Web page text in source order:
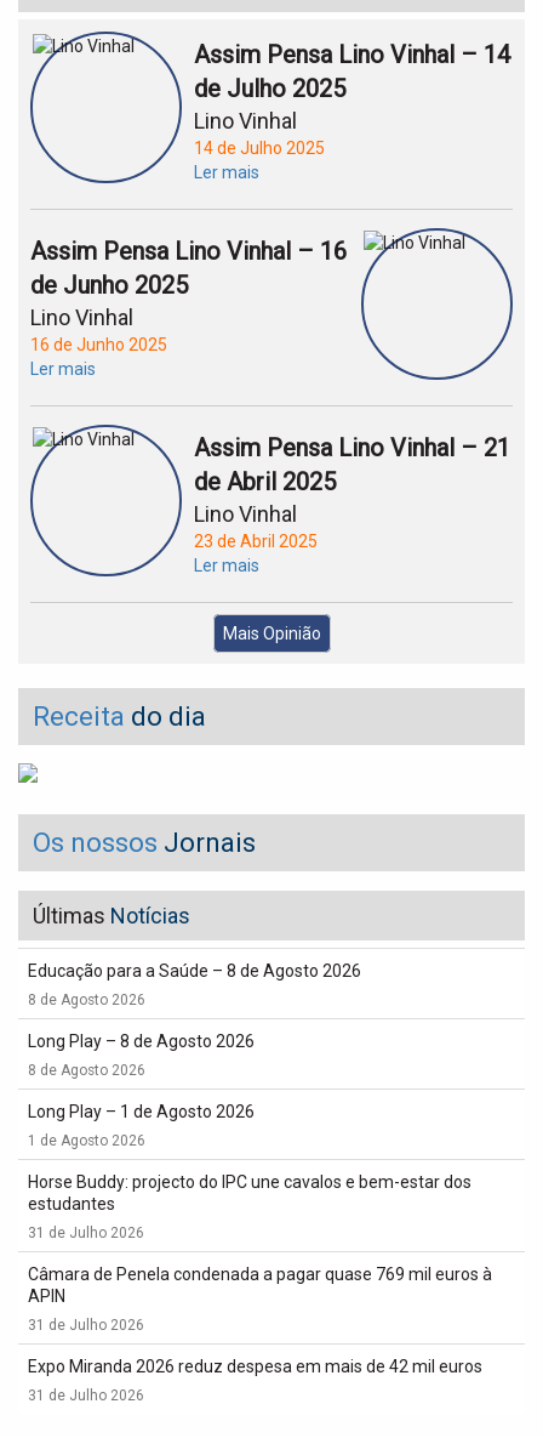
Assim Pensa Lino Vinhal – 14
de Julho 2025
Lino Vinhal
14 de Julho 2025
Ler mais
Assim Pensa Lino Vinhal – 16
de Junho 2025
Lino Vinhal
16 de Junho 2025
Ler mais
Assim Pensa Lino Vinhal – 21
de Abril 2025
Lino Vinhal
23 de Abril 2025
Ler mais
Mais Opinião
Receita do dia
Os nossos Jornais
Últimas Notícias
Educação para a Saúde – 8 de Agosto 2026
8 de Agosto 2026
Long Play – 8 de Agosto 2026
8 de Agosto 2026
Long Play – 1 de Agosto 2026
1 de Agosto 2026
Horse Buddy: projecto do IPC une cavalos e bem-estar dos
estudantes
31 de Julho 2026
Câmara de Penela condenada a pagar quase 769 mil euros à
APIN
31 de Julho 2026
Expo Miranda 2026 reduz despesa em mais de 42 mil euros
31 de Julho 2026